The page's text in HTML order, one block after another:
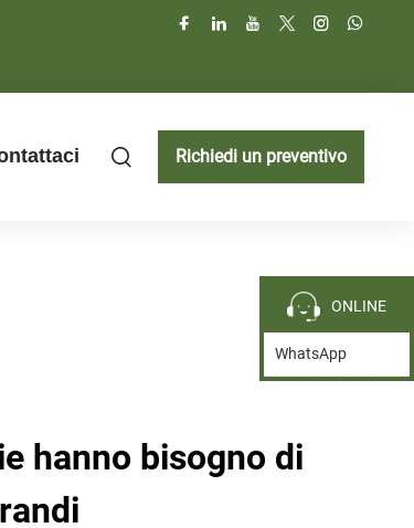
Richiedi un preventivo
hanno bisogno di
ONLINE
WhatsApp